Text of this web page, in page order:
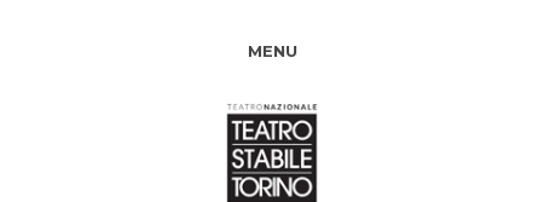
MENU